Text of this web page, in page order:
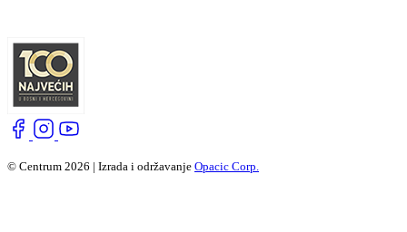
© Centrum 2026 | Izrada i održavanje Opacic Corp.